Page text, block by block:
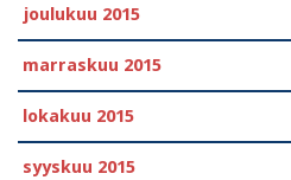
joulukuu 2015
marraskuu 2015
lokakuu 2015
syyskuu 2015